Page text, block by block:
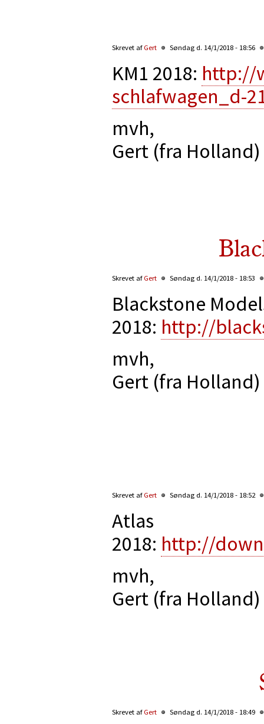
Skrevet af Gert Søndag d. 14/1/2018 - 18:56
KM1 2018: http://
schlafwagen_d-
mvh,
Gert (fra Holland)
Skrevet af Gert Søndag d. 14/1/2018 - 18:53
Blackstone
2018: http://
mvh,
Gert (fra Holland)
Skrevet af Gert Søndag d. 14/1/2018 - 18:52
Atlas
2018: http://
mvh,
Gert (fra Holland)
Skrevet af Gert Søndag d. 14/1/2018 - 18:49